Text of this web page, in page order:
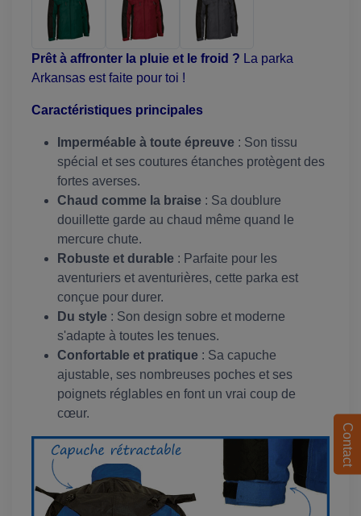
Prêt à affronter la pluie et le froid ? La parka
Arkansas est faite pour toi !
Caractéristiques principales
Imperméable à toute épreuve : Son tissu
spécial et ses coutures étanches protègent des
fortes averses.
Chaud comme la braise : Sa doublure
douillette garde au chaud même quand le
mercure chute.
Robuste et durable : Parfaite pour les
aventuriers et aventurières, cette parka est
conçue pour durer.
Du style : Son design sobre et moderne
s'adapte à toutes les tenues.
Confortable et pratique : Sa capuche
ajustable, ses nombreuses poches et ses
poignets réglables en font un vrai coup de
cœur.
Contact